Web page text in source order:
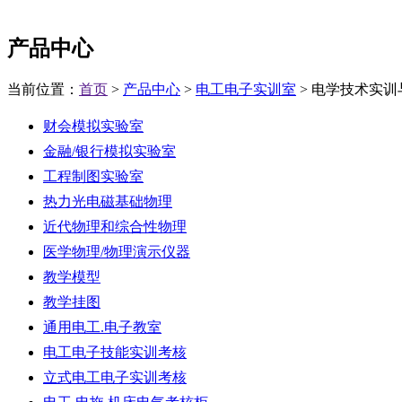
产品中心
当前位置： 首页 > 产品中心 > 电工电子实训室 > 电学技术实训
财会模拟实验室
金融/银行模拟实验室
工程制图实验室
热力光电磁基础物理
近代物理和综合性物理
医学物理/物理演示仪器
教学模型
教学挂图
通用电工.电子教室
电工电子技能实训考核
立式电工电子实训考核